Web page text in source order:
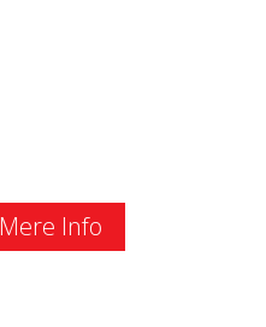
Mere Info